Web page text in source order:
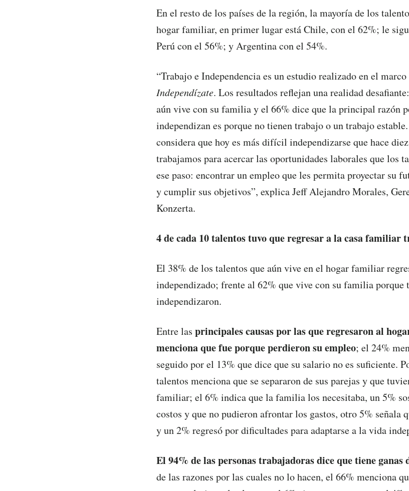
En el resto de los países de la región, la mayoría de los
hogar familiar, en primer lugar está Chile, con el 62%; le
Perú con el 56%; y Argentina con el 54%.
“Trabajo e Independencia es un estudio realizado en el
Independízate. Los resultados reflejan una realidad
aún vive con su familia y el 66% dice que la principal razón
independizan es porque no tienen trabajo o un trabajo
considera que hoy es más difícil independizarse que hace
trabajamos para acercar las oportunidades laborales que los
ese paso: encontrar un empleo que les permita proyectar su
y cumplir sus objetivos”, explica Jeff Alejandro Morales,
Konzerta.
4 de cada 10 talentos tuvo que regresar a la casa familiar
El 38% de los talentos que aún vive en el hogar familiar
independizado; frente al 62% que vive con su familia porque
independizaron.
Entre las principales causas por las que regresaron al
menciona que fue porque perdieron su empleo; el 24%
seguido por el 13% que dice que su salario no es suficiente.
talentos menciona que se separaron de sus parejas y que
familiar; el 6% indica que la familia los necesitaba, un 5%
costos y que no pudieron afrontar los gastos, otro 5% señala
y un 2% regresó por dificultades para adaptarse a la vida
El 94% de las personas trabajadoras dice que tiene ganas
de las razones por las cuales no lo hacen, el 66% menciona